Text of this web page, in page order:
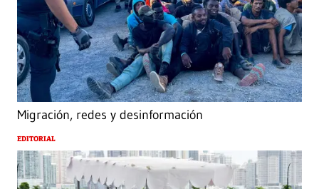
Migración, redes y desinformación
EDITORIAL